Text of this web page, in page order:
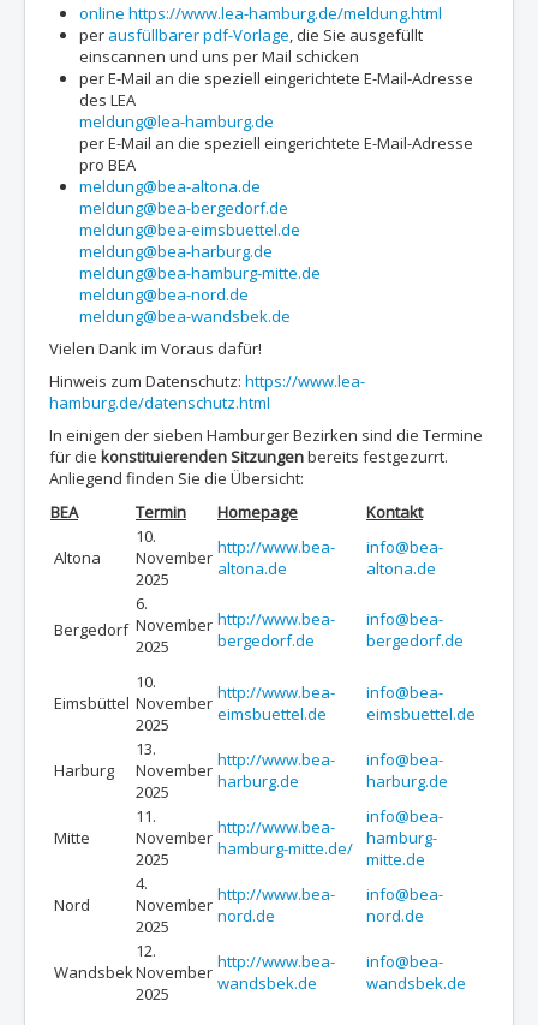
online https://www.lea-hamburg.de/meldung.html
per ausfüllbarer pdf-Vorlage , die Sie ausgefüllt
einscannen und uns per Mail schicken
per E-Mail an die speziell eingerichtete E-Mail-Adresse
des LEA
meldung@lea-hamburg.de
per E-Mail an die speziell eingerichtete E-Mail-Adresse
pro BEA
meldung@bea-altona.de
meldung@bea-bergedorf.de
meldung@bea-eimsbuettel.de
meldung@bea-harburg.de
meldung@bea-hamburg-mitte.de
meldung@bea-nord.de
meldung@bea-wandsbek.de
Vielen Dank im Voraus dafür!
Hinweis zum Datenschutz: https://www.lea-
hamburg.de/datenschutz.html
In einigen der sieben HamburgerBezirken sind die Termine
für die konstituierenden Sitzungenbereits festgezurrt.
Anliegend finden Sie die Übersicht:
BEA
Termin Homepage Kontakt
Altona
10.
November
2025
http://www.bea-
altona.de
info@bea-
altona.de
Bergedorf
6.
November
2025
http://www.bea-
bergedorf.de
info@bea-
bergedorf.de
Eimsbüttel
10.
November
2025
http://www.bea-
eimsbuettel.de
info@bea-
eimsbuettel.de
Harburg
13.
November
2025
http://www.bea-
harburg.de
info@bea-
harburg.de
Mitte
11.
November
2025
http://www.bea-
hamburg-mitte.de/
info@bea-
hamburg-
mitte.de
Nord
4.
November
2025
http://www.bea-
nord.de
info@bea-
nord.de
Wandsbek
12.
November
2025
http://www.bea-
wandsbek.de
info@bea-
wandsbek.de